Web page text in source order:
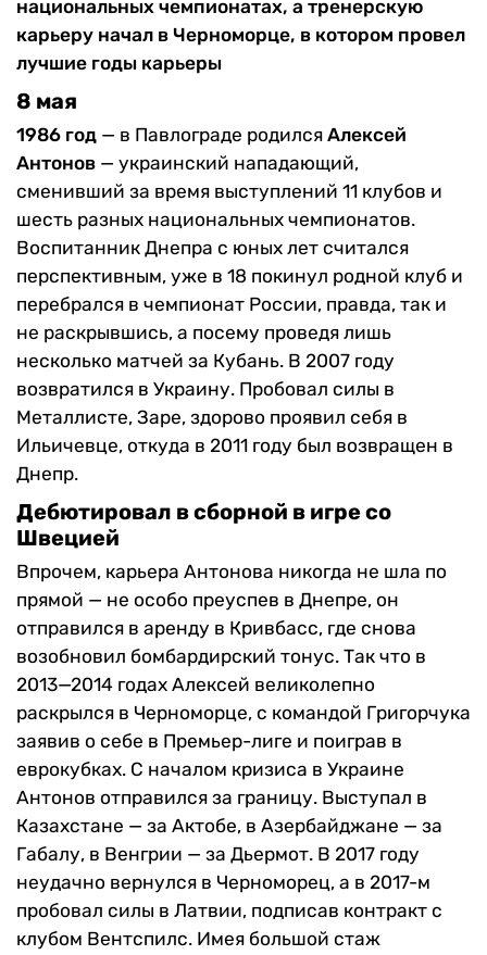
национальных чемпионатах, а тренерскую
карьеру начал в Черноморце, в котором провел
лучшие годы карьеры
8 мая
1986 год — в Павлограде родился Алексей
Антонов — украинский нападающий,
сменивший за время выступлений 11 клубов и
шесть разных национальных чемпионатов.
Воспитанник Днепра с юных лет считался
перспективным, уже в 18 покинул родной клуб и
перебрался в чемпионат России, правда, так и
не раскрывшись, а посему проведя лишь
несколько матчей за Кубань. В 2007 году
возвратился в Украину. Пробовал силы в
Металлисте, Заре, здорово проявил себя в
Ильичевце, откуда в 2011 году был возвращен в
Днепр.
Дебютировал в сборной в игре со
Швецией
Впрочем, карьера Антонова никогда не шла по
прямой — не особо преуспев в Днепре, он
отправился в аренду в Кривбасс, где снова
возобновил бомбардирский тонус. Так что в
2013—2014 годах Алексей великолепно
раскрылся в Черноморце, с командой Григорчука
заявив о себе в Премьер-лиге и поиграв в
еврокубках. С началом кризиса в Украине
Антонов отправился за границу. Выступал в
Казахстане — за Актобе, в Азербайджане — за
Габалу, в Венгрии — за Дьермот. В 2017 году
неудачно вернулся в Черноморец, а в 2017-м
пробовал силы в Латвии, подписав контракт с
клубом Вентспилс. Имея большой стаж